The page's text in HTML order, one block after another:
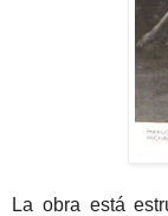
La obra está